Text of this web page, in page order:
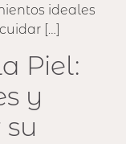
ideales
[…]
Piel:
y